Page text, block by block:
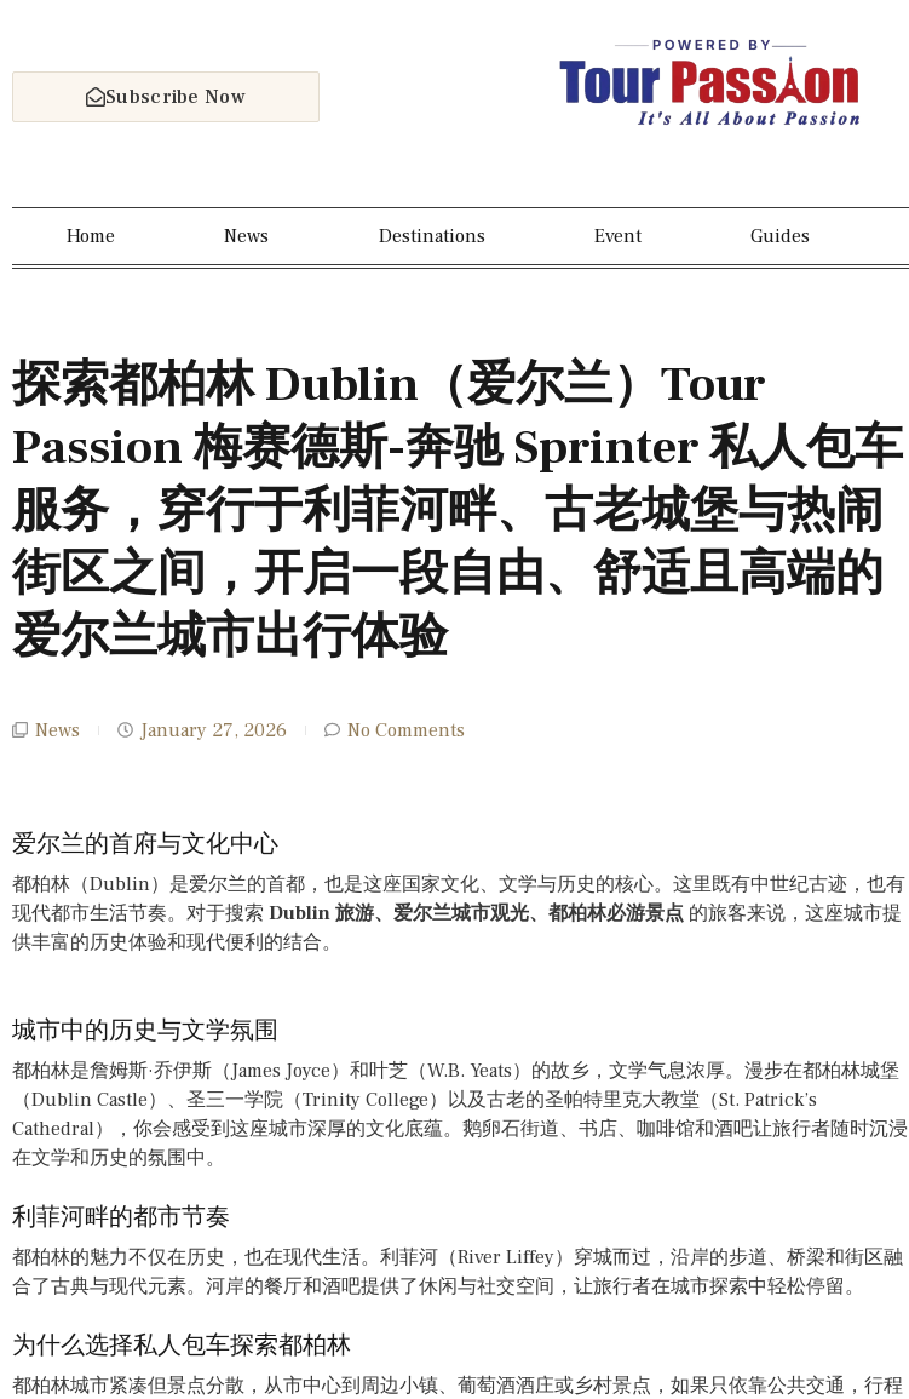
Subscribe Now
Home News Destinations Event Guides
探索都柏林 Dublin（爱尔兰）Tour
Passion 梅赛德斯-奔驰 Sprinter 私人包车
服务，穿行于利菲河畔、古老城堡与热闹
街区之间，开启一段自由、舒适且高端的
爱尔兰城市出行体验
News January 27, 2026 No Comments
爱尔兰的首府与文化中心
都柏林（Dublin）是爱尔兰的首都，也是这座国家文化、文学与历史的核心。这里既有中世纪古迹，也有
现代都市生活节奏。对于搜索 Dublin 旅游、爱尔兰城市观光、都柏林必游景点 的旅客来说，这座城市提
供丰富的历史体验和现代便利的结合。
城市中的历史与文学氛围
都柏林是詹姆斯·乔伊斯（James Joyce）和叶芝（W.B. Yeats）的故乡，文学气息浓厚。漫步在都柏林城堡
（Dublin Castle）、圣三一学院（Trinity College）以及古老的圣帕特里克大教堂（St. Patrick’s
Cathedral），你会感受到这座城市深厚的文化底蕴。鹅卵石街道、书店、咖啡馆和酒吧让旅行者随时沉浸
在文学和历史的氛围中。
利菲河畔的都市节奏
都柏林的魅力不仅在历史，也在现代生活。利菲河（River Liffey）穿城而过，沿岸的步道、桥梁和街区融
合了古典与现代元素。河岸的餐厅和酒吧提供了休闲与社交空间，让旅行者在城市探索中轻松停留。
为什么选择私人包车探索都柏林
都柏林城市紧凑但景点分散，从市中心到周边小镇、葡萄酒酒庄或乡村景点，如果只依靠公共交通，行程